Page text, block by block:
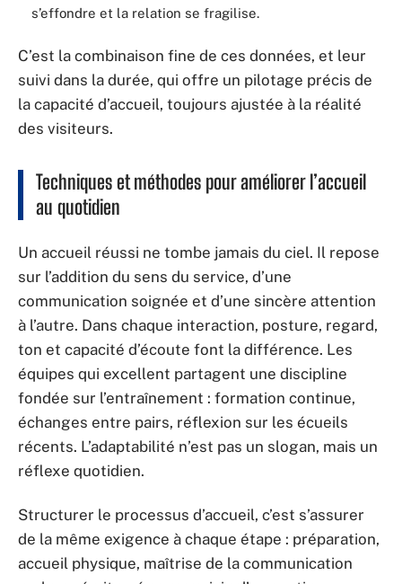
s’effondre et la relation se fragilise.
C’est la combinaison fine de ces données, et leur
suivi dans la durée, qui offre un pilotage précis de
la capacité d’accueil, toujours ajustée à la réalité
des visiteurs.
Techniques et méthodes pour améliorer l’accueil
au quotidien
Un accueil réussi ne tombe jamais du ciel. Il repose
sur l’addition du sens du service, d’une
communication soignée et d’une sincère attention
à l’autre. Dans chaque interaction, posture, regard,
ton et capacité d’écoute font la différence. Les
équipes qui excellent partagent une discipline
fondée sur l’entraînement : formation continue,
échanges entre pairs, réflexion sur les écueils
récents. L’adaptabilité n’est pas un slogan, mais un
réflexe quotidien.
Structurer le processus d’accueil, c’est s’assurer
de la même exigence à chaque étape : préparation,
accueil physique, maîtrise de la communication